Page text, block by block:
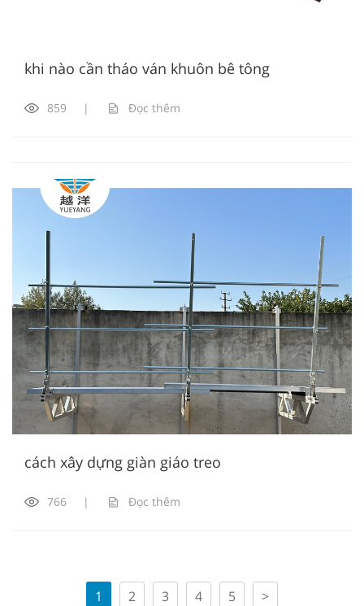
khi nào cần tháo ván khuôn bê tông
859 | Đọc thêm
cách xây dựng giàn giáo treo
766 | Đọc thêm
1 2 3 4 5 >